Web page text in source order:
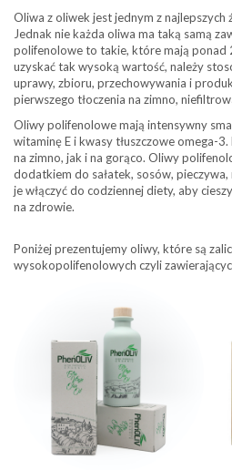
Oliwa z oliwek jest jednym z najlepszych
Jednak nie każda oliwa ma taką samą
polifenolowe to takie, które mają ponad
uzyskać tak wysoką wartość, należy
uprawy, zbioru, przechowywania i
pierwszego tłoczenia na zimno,
Oliwy polifenolowe mają intensywny
witaminę E i kwasy tłuszczowe omega-
na zimno, jak i na gorąco. Oliwy
dodatkiem do sałatek, sosów,
je włączyć do codziennej diety, aby
na zdrowie.
Poniżej prezentujemy oliwy, które są
wysokopolifenolowych czyli